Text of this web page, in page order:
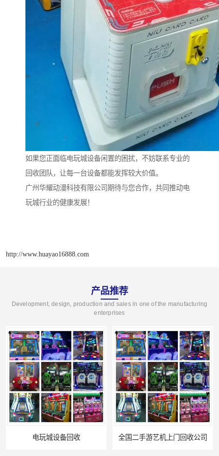
如果您正面临电玩城设备闲置的困扰，不妨联系专业的
回收团队，让每一台设备都能发挥较大价值。
广州华耀动漫科技有限公司期待与您合作，共同推动电
玩城行业的健康发展！
http://www.huayao16888.com
产品推荐
Development, design, production and sales in one of the manufacturing
enterprises
电玩城设备回收 全国二手游艺机上门回收公司